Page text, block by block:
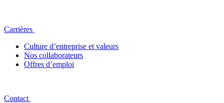
Carrières
Culture d’entreprise et valeurs
Nos collaborateurs
Offres d’emploi
Contact